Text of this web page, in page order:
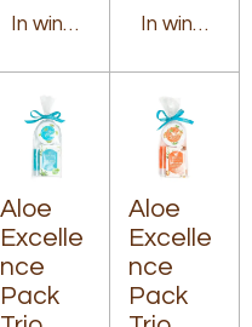
In winkelwagenIn
Aloe
Excelle
nce
Pack
Aloe
Excelle
nce
Pack